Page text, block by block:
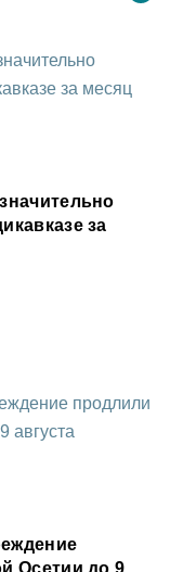
за
Осетии до 9